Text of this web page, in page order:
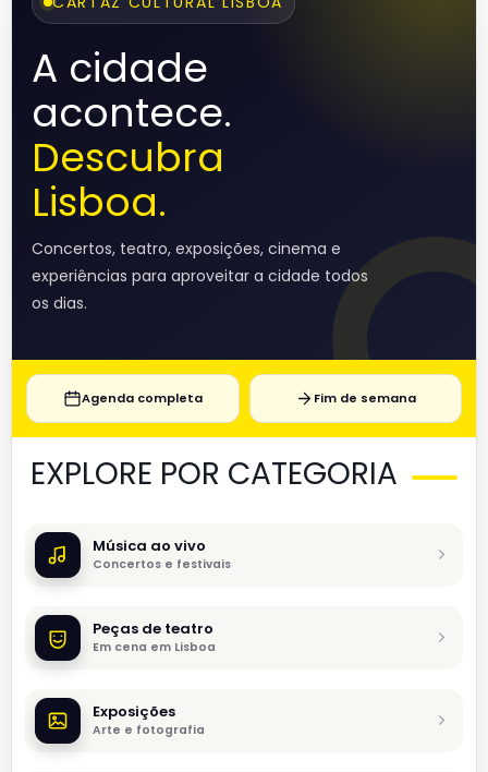
A cidade
acontece.
Descubra
Lisboa.
Concertos, teatro, exposições, cinema e
experiências para aproveitar a cidade todos
os dias.
Agenda completa Fim de semana
EXPLORE POR CATEGORIA
Música ao vivo
Concertos e festivais
Peças de teatro
Em cena em Lisboa
Exposições
Arte e fotografia